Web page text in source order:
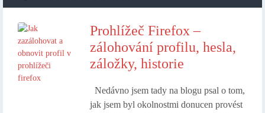
Osobní
Apple iPad
Práce
Prohlížeč Firefox –
zálohování profilu, hesla,
záložky, historie
Nedávno jsem tady na blogu psal o tom,
jak jsem byl okolnostmi donucen provést